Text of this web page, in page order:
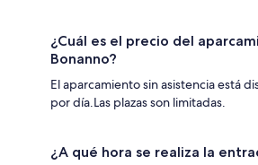
¿Cuál es el precio del
Bonanno?
El aparcamiento sin asistencia está
por día.Las plazas son limitadas.
¿A qué hora se realiza la